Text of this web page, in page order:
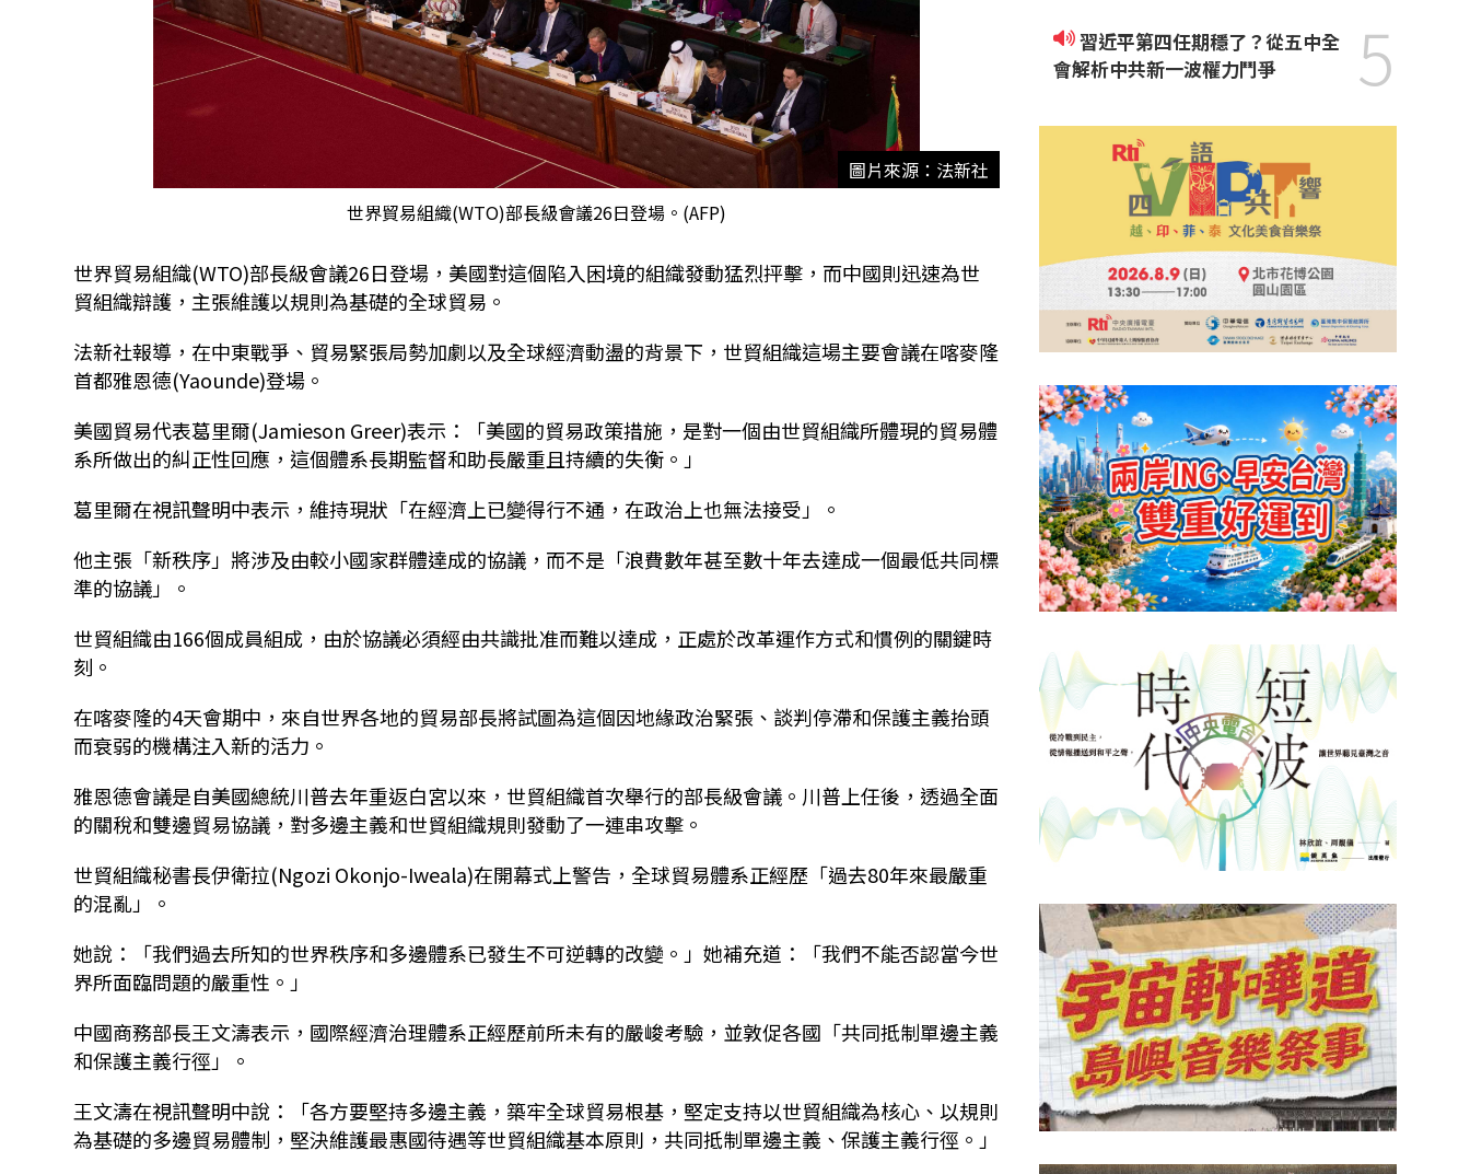
圖片來源：法新社
世界貿易組織(WTO)部長級會議26日登場。(AFP)
世界貿易組織(WTO)部長級會議26日登場，美國對這個陷入困境的組織發動猛烈抨擊，而中國則迅速為世
貿組織辯護，主張維護以規則為基礎的全球貿易。
法新社報導，在中東戰爭、貿易緊張局勢加劇以及全球經濟動盪的背景下，世貿組織這場主要會議在喀麥隆
首都雅恩德(Yaounde)登場。
美國貿易代表葛里爾(Jamieson Greer)表示：「美國的貿易政策措施，是對一個由世貿組織所體現的貿易體
系所做出的糾正性回應，這個體系長期監督和助長嚴重且持續的失衡。」
葛里爾在視訊聲明中表示，維持現狀「在經濟上已變得行不通，在政治上也無法接受」。
他主張「新秩序」將涉及由較小國家群體達成的協議，而不是「浪費數年甚至數十年去達成一個最低共同標
準的協議」。
世貿組織由166個成員組成，由於協議必須經由共識批准而難以達成，正處於改革運作方式和慣例的關鍵時
刻。
在喀麥隆的4天會期中，來自世界各地的貿易部長將試圖為這個因地緣政治緊張、談判停滯和保護主義抬頭
而衰弱的機構注入新的活力。
雅恩德會議是自美國總統川普去年重返白宮以來，世貿組織首次舉行的部長級會議。川普上任後，透過全面
的關稅和雙邊貿易協議，對多邊主義和世貿組織規則發動了一連串攻擊。
世貿組織秘書長伊衛拉(Ngozi Okonjo-Iweala)在開幕式上警告，全球貿易體系正經歷「過去80年來最嚴重
的混亂」。
她說：「我們過去所知的世界秩序和多邊體系已發生不可逆轉的改變。」她補充道：「我們不能否認當今世
界所面臨問題的嚴重性。」
中國商務部長王文濤表示，國際經濟治理體系正經歷前所未有的嚴峻考驗，並敦促各國「共同抵制單邊主義
和保護主義行徑」。
王文濤在視訊聲明中說：「各方要堅持多邊主義，築牢全球貿易根基，堅定支持以世貿組織為核心、以規則
為基礎的多邊貿易體制，堅決維護最惠國待遇等世貿組織基本原則，共同抵制單邊主義、保護主義行徑。」
習近平第四任期穩了？從五中全
會解析中共新一波權力鬥爭
5